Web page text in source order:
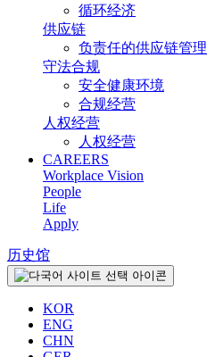
循环经济
供应链
负责任的供应链管理
守法合规
安全健康环境
合规经营
人权经营
人权经营
CAREERS
Workplace Vision
People
Life
Apply
历史馆
KOR
ENG
CHN